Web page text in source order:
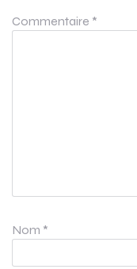
Commentaire *
Nom *